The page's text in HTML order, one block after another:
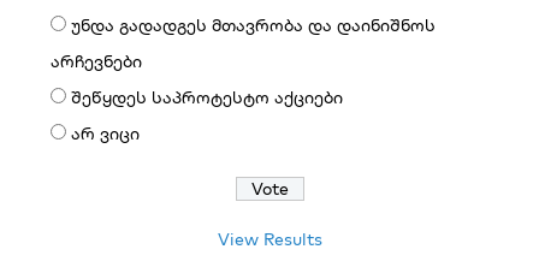
უნდა გადადგეს მთავრობა და დაინიშნოს
არჩევნები
შეწყდეს საპროტესტო აქციები
არ ვიცი
View Results